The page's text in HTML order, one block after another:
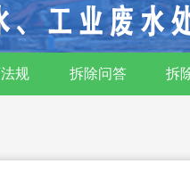
规 拆除问答 拆